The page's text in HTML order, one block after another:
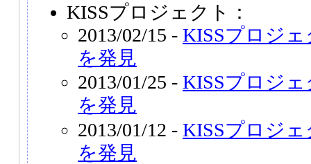
KISSプロジェクト：
2013/02/15 - KISSプロジ
を発見
2013/01/25 - KISSプロジェ
を発見
2013/01/12 - KISSプロジ
を発見